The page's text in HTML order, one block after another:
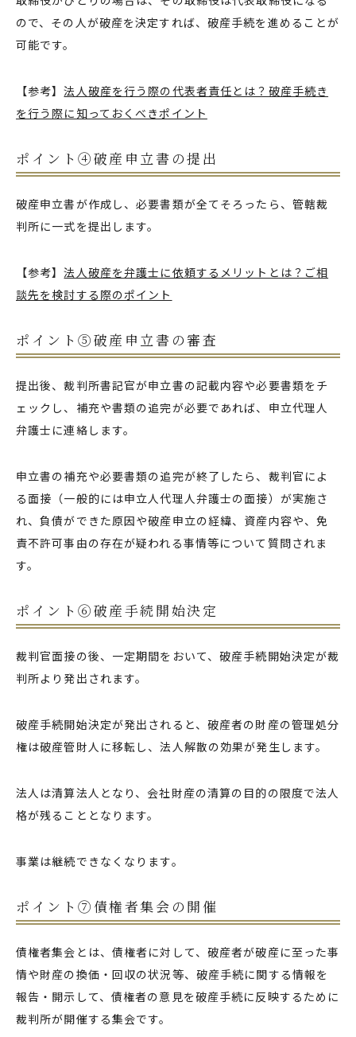
ので、その人が破産を決定すれば、破産手続を進めることが
可能です。
【参考】法人破産を行う際の代表者責任とは？破産手続き
を行う際に知っておくべきポイント
ポイント④破産申立書の提出
破産申立書が作成し、必要書類が全てそろったら、管轄裁
判所に一式を提出します。
【参考】法人破産を弁護士に依頼するメリットとは？ご相
談先を検討する際のポイント
ポイント⑤破産申立書の審査
提出後、裁判所書記官が申立書の記載内容や必要書類をチ
ェックし、補充や書類の追完が必要であれば、申立代理人
弁護士に連絡します。
申立書の補充や必要書類の追完が終了したら、裁判官によ
る面接（一般的には申立人代理人弁護士の面接）が実施さ
れ、負債ができた原因や破産申立の経緯、資産内容や、免
責不許可事由の存在が疑われる事情等について質問されま
す。
ポイント⑥破産手続開始決定
裁判官面接の後、一定期間をおいて、破産手続開始決定が裁
判所より発出されます。
破産手続開始決定が発出されると、破産者の財産の管理処分
権は破産管財人に移転し、法人解散の効果が発生します。
法人は清算法人となり、会社財産の清算の目的の限度で法人
格が残ることとなります。
事業は継続できなくなります。
ポイント⑦債権者集会の開催
債権者集会とは、債権者に対して、破産者が破産に至った事
情や財産の換価・回収の状況等、破産手続に関する情報を
報告・開示して、債権者の意見を破産手続に反映するために
裁判所が開催する集会です。